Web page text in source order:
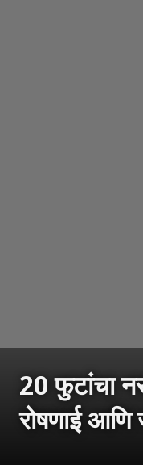
20 फुटांचा
रोषणाई आणि